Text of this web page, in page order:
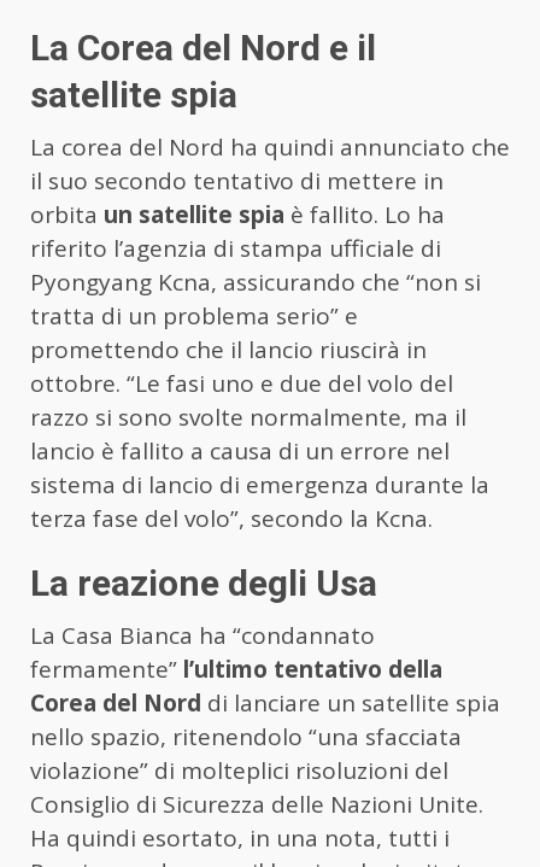
La Corea del Nord e il
satellite spia
La corea del Nord ha quindi annunciato che
il suo secondo tentativo di mettere in
orbita un satellite spia è fallito. Lo ha
riferito l’agenzia di stampa ufficiale di
Pyongyang Kcna, assicurando che “non si
tratta di un problema serio” e
promettendo che il lancio riuscirà in
ottobre. “Le fasi uno e due del volo del
razzo si sono svolte normalmente, ma il
lancio è fallito a causa di un errore nel
sistema di lancio di emergenza durante la
terza fase del volo”, secondo la Kcna.
La reazione degli Usa
La Casa Bianca ha “condannato
fermamente” l’ultimo tentativo della
Corea del Nord di lanciare un satellite spia
nello spazio, ritenendolo “una sfacciata
violazione” di molteplici risoluzioni del
Consiglio di Sicurezza delle Nazioni Unite.
Ha quindi esortato, in una nota, tutti i